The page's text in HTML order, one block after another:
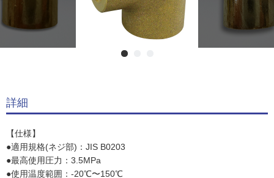
詳細
【仕様】
●適用規格(ネジ部)：JIS B0203
●最高使用圧力：3.5MPa
●使用温度範囲：-20℃〜150℃